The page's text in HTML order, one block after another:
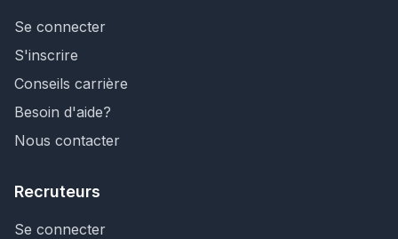
Se connecter
S'inscrire
Conseils carrière
Besoin d'aide?
Nous contacter
Recruteurs
Se connecter